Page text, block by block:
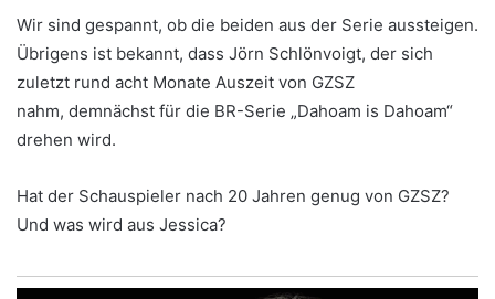
Wir sind gespannt, ob die beiden aus der Serie aussteigen.
Übrigens ist bekannt, dass Jörn Schlönvoigt, der sich
zuletzt rund acht Monate Auszeit von GZSZ
nahm, demnächst für die BR-Serie „Dahoam is Dahoam“
drehen wird.
Hat der Schauspieler nach 20 Jahren genug von GZSZ?
Und was wird aus Jessica?